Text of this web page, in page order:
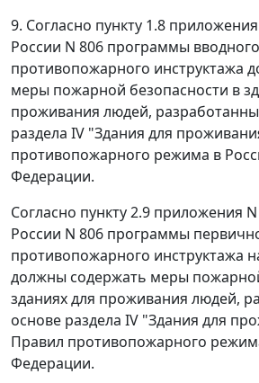
9. Согласно пункту 1.8
России N 806 программы вводного
противопожарного инструктажа
меры пожарной безопасности в
проживания людей,
раздела IV "Здания для
противопожарного режима в
Федерации.
Согласно пункту 2.9 приложения
России N 806 программы
противопожарного инструктажа
должны содержать меры
зданиях для проживания людей,
основе раздела IV "Здания для
Правил противопожарного
Федерации.